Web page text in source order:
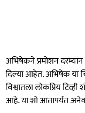
अभिषेकने प्रमोशन
दिल्या आहेत. अभिषेक या
विश्वातला लोकप्रिय
आहे. या शो आतापर्यंत